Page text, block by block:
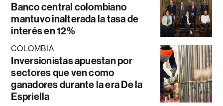
Banco central colombiano
mantuvo inalterada la tasa de
interés en 12%
COLOMBIA
Inversionistas apuestan por
sectores que ven como
ganadores durante la era De la
Espriella